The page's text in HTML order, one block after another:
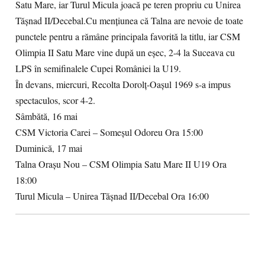
Satu Mare, iar Turul Micula joacă pe teren propriu cu Unirea
Tășnad II/Decebal.Cu mențiunea că Talna are nevoie de toate
punctele pentru a rămâne principala favorită la titlu, iar CSM
Olimpia II Satu Mare vine după un eșec, 2-4 la Suceava cu
LPS în semifinalele Cupei României la U19.
În devans, miercuri, Recolta Dorolț-Oașul 1969 s-a impus
spectaculos, scor 4-2.
Sâmbătă, 16 mai
CSM Victoria Carei – Someșul Odoreu Ora 15:00
Duminică, 17 mai
Talna Orașu Nou – CSM Olimpia Satu Mare II U19 Ora
18:00
Turul Micula – Unirea Tășnad II/Decebal Ora 16:00